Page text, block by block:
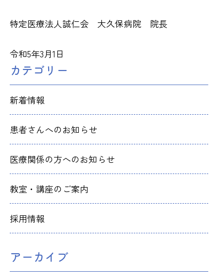
特定医療法人誠仁会 大久保病院 院長
令和5年3月1日
カテゴリー
新着情報
患者さんへのお知らせ
医療関係の方へのお知らせ
教室・講座のご案内
採用情報
アーカイブ